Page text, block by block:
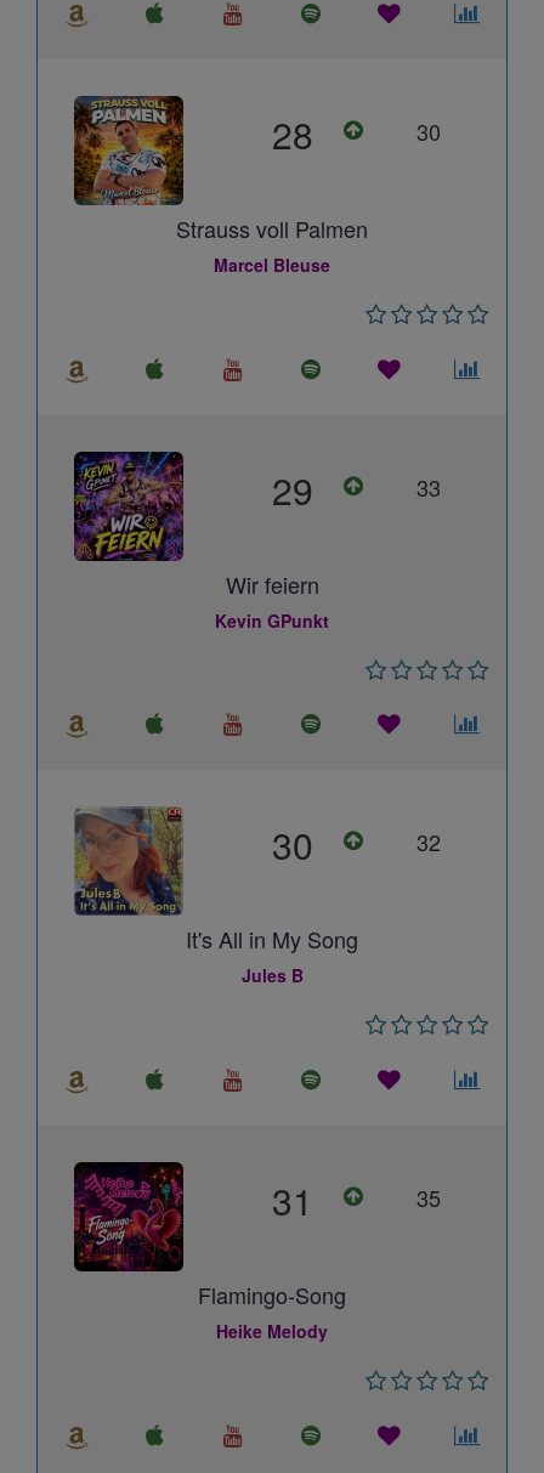
28 30
Strauss voll Palmen
Marcel Bleuse
29 33
Wir feiern
Kevin GPunkt
30 32
It's All in My Song
Jules B
31 35
Flamingo-Song
Heike Melody